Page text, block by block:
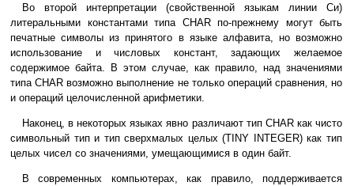
Во второй интерпретации (свойственной языкам линии Си)
литеральными константами типа CHAR по-прежнему могут быть
печатные символы из принятого в языке алфавита, но возможно
использование и числовых констант, задающих желаемое
содержимое байта. В этом случае, как правило, над значениями
типа CHAR возможно выполнение не только операций сравнения, но
и операций целочисленной арифметики.
Наконец, в некоторых языках явно различают тип CHAR как чисто
символьный тип и тип сверхмалых целых (TINY INTEGER) как тип
целых чисел со значениями, умещающимися в один байт.
В современных компьютерах, как правило, поддерживается